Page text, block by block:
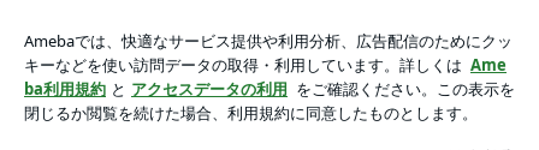
横浜から世界へ♪羊毛フェルトであなたのうさぎを永遠に✨Ch
ocolat Box(ｼｮｺﾗﾎﾞｯｸｽ）畑 牧子
アプリをダウンロードして ブログの更新通知
を受け取りまし
ょう。
開く